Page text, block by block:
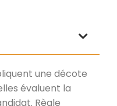
une décote
évaluent la
Règle